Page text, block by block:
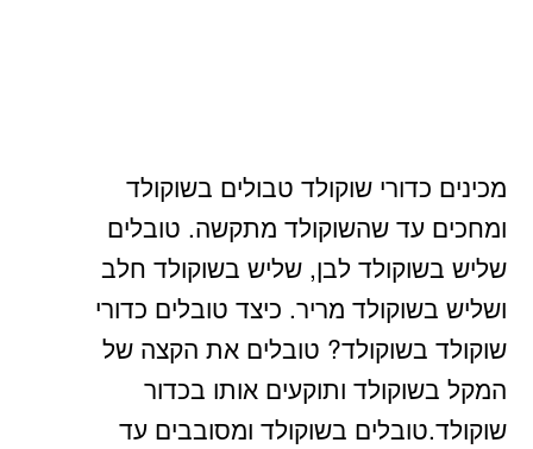
מכינים כדורי שוקולד טבולים בשוקולד
ומחכים עד שהשוקולד מתקשה. טובלים
שליש בשוקולד לבן, שליש בשוקולד חלב
ושליש בשוקולד מריר. כיצד טובלים כדורי
שוקולד בשוקולד? טובלים את הקצה של
המקל בשוקולד ותוקעים אותו בכדור
שוקולד.טובלים בשוקולד ומסובבים עד